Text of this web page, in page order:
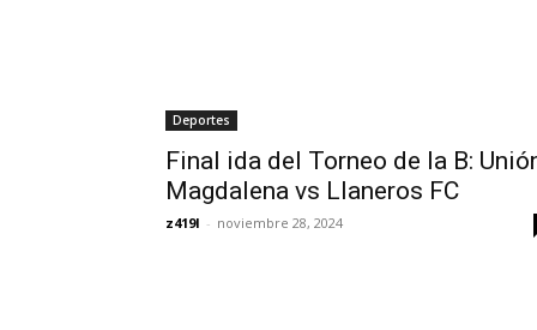
Deportes
Final ida del Torneo de la B:
Magdalena vs Llaneros FC
z419l - noviembre 28, 2024